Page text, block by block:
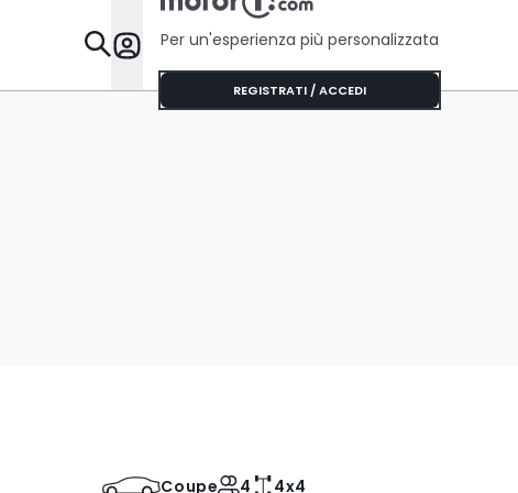
Da Sapere
Per un'esperienza più personalizzata
REGISTRATI / ACCEDI
Coupe 4 4x4